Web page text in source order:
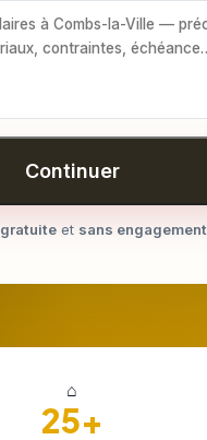
Continuer
gratuite et sans engagement
⌂
25+